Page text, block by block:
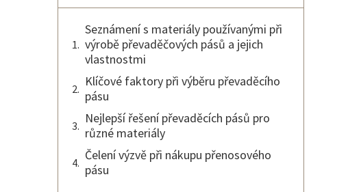
Seznámení s materiály používanými při
výrobě převaděčových pásů a jejich
vlastnostmi
Klíčové faktory při výběru převaděcího
pásu
Nejlepší řešení převaděcích pásů pro
různé materiály
Čelení výzvě při nákupu přenosového
pásu